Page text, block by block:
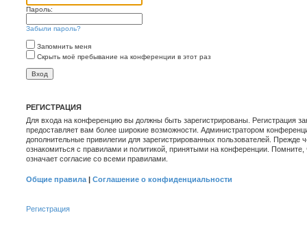
Пароль:
Забыли пароль?
Запомнить меня
Скрыть моё пребывание на конференции в этот раз
РЕГИСТРАЦИЯ
Для входа на конференцию вы должны быть зарегистрированы. Регистрация
предоставляет вам более широкие возможности. Администратором
дополнительные привилегии для зарегистрированных пользователей. Прежде
ознакомиться с правилами и политикой, принятыми на конференции.
означает согласие со всеми правилами.
Общие правила | Соглашение о конфиденциальности
Регистрация